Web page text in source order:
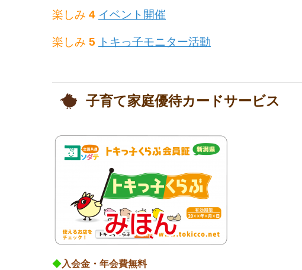
楽しみ 4 イベント開催
楽しみ 5 トキっ子モニター活動
子育て家庭優待カードサービス
◆入会金・年会費無料